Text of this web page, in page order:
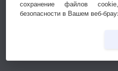
сохранение файлов
безопасности в Вашем веб-